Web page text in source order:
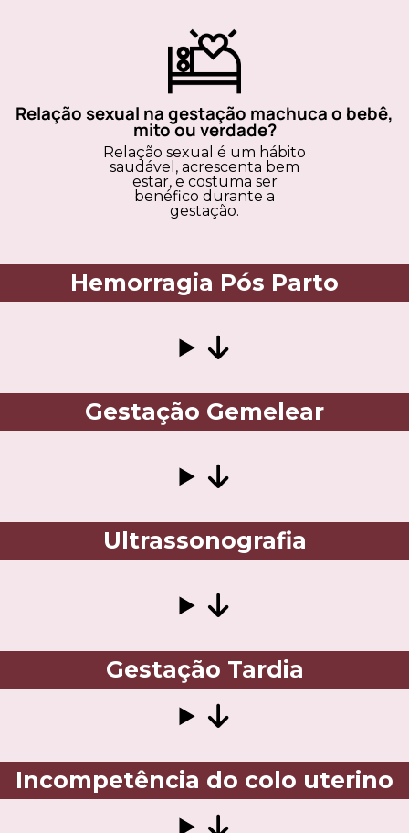
Relação sexual na gestação machuca o bebê,
mito ou verdade?
Relação sexual é um hábito
saudável, acrescenta bem
estar, e costuma ser
benéfico durante a
gestação.
Hemorragia Pós Parto
Gestação Gemelear
Ultrassonografia
Gestação Tardia
Incompetência do colo uterino